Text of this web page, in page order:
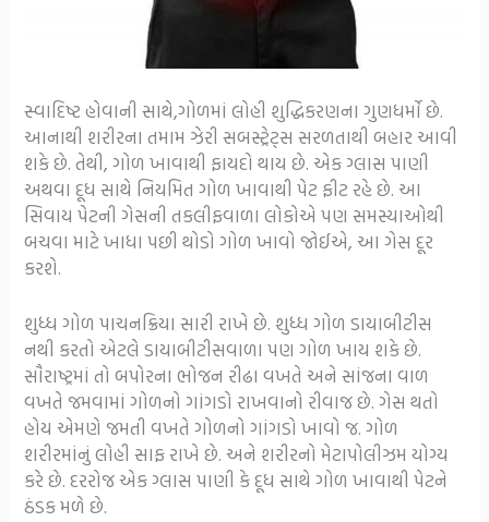
સ્વાદિષ્ટ હોવાની સાથે,ગોળમાં લોહી શુદ્ધિકરણના ગુણધર્મો છે.
આનાથી શરીરના તમામ ઝેરી સબસ્ટ્રેટ્સ સરળતાથી બહાર આવી
શકે છે. તેથી, ગોળ ખાવાથી ફાયદો થાય છે. એક ગ્લાસ પાણી
અથવા દૂધ સાથે નિયમિત ગોળ ખાવાથી પેટ ફીટ રહે છે. આ
સિવાય પેટની ગેસની તકલીફવાળા લોકોએ પણ સમસ્યાઓથી
બચવા માટે ખાધા પછી થોડો ગોળ ખાવો જોઈએ, આ ગેસ દૂર
કરશે.
શુધ્ધ ગોળ પાચનક્રિયા સારી રાખે છે. શુધ્ધ ગોળ ડાયાબીટીસ
નથી કરતો એટલે ડાયાબીટીસવાળા પણ ગોળ ખાય શકે છે.
સૌરાષ્ટ્રમાં તો બપોરના ભોજન રીઢા વખતે અને સાંજના વાળ
વખતે જમવામાં ગોળનો ગાંગડો રાખવાનો રીવાજ છે. ગેસ થતો
હોય એમણે જમતી વખતે ગોળનો ગાંગડો ખાવો જ. ગોળ
શરીરમાંનું લોહી સાફ રાખે છે. અને શરીરનો મેટાપોલીઝમ યોગ્ય
કરે છે. દરરોજ એક ગ્લાસ પાણી કે દૂધ સાથે ગોળ ખાવાથી પેટને
ઠંડક મળે છે.